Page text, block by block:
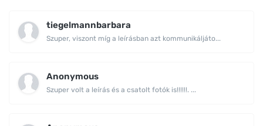
tiegelmannbarbara
Szuper, viszont míg a leírásban azt kommunikáljáto...
Anonymous
Szuper volt a leírás és a csatolt fotók is!!!!!!. ...